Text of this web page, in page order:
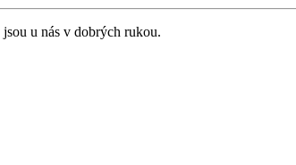
u nás v dobrých rukou.